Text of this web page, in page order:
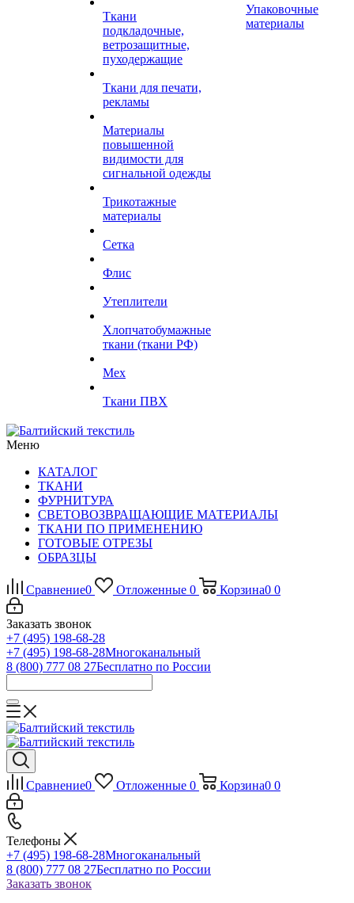
Ткани
подкладочные,
ветрозащитные,
пуходержащие
Ткани для печати,
рекламы
Материалы
повышенной
видимости для
сигнальной одежды
Трикотажные
материалы
Сетка
Флис
Утеплители
Хлопчатобумажные
ткани (ткани РФ)
Мех
Ткани ПВХ
Упаковочные
материалы
Меню
КАТАЛОГ
ТКАНИ
ФУРНИТУРА
СВЕТОВОЗВРАЩАЮЩИЕ МАТЕРИАЛЫ
ТКАНИ ПО ПРИМЕНЕНИЮ
ГОТОВЫЕ ОТРЕЗЫ
ОБРАЗЦЫ
Сравнение0 Отложенные 0 Корзина0 0
Заказать звонок
+7 (495) 198-68-28
+7 (495) 198-68-28Многоканальный
8 (800) 777 08 27Бесплатно по России
Сравнение0 Отложенные 0 Корзина0 0
Телефоны
+7 (495) 198-68-28Многоканальный
8 (800) 777 08 27Бесплатно по России
Заказать звонок